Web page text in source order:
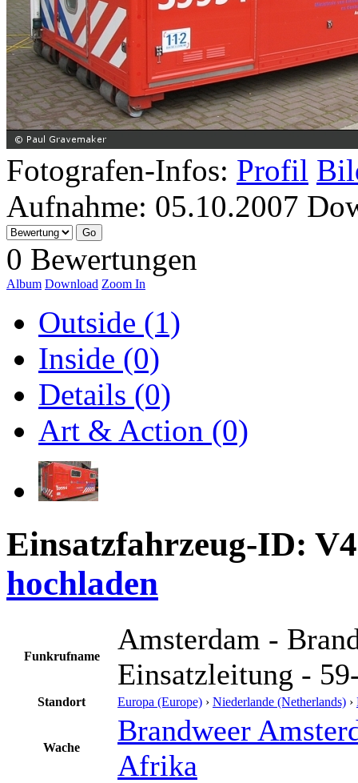
Fotografen-Infos: Profil
Aufnahme: 05.10.2007
0 Bewertungen
Album Download Zoom In
Outside (1)
Inside (0)
Details (0)
Art & Action (0)
Einsatzfahrzeug-ID:
hochladen
Funkrufname
Amsterdam -
Einsatzleitung -
Standort Europa (Europe) › Niederlande (Netherlands) ›
Wache
Brandweer
Afrika